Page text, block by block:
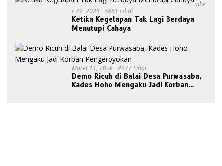
Mbe
R 22, 2025 5861 Lihat
Ketika Kegelapan Tak Lagi Berdaya
Menutupi Cahaya
Maret 11, 2026 4477 Lihat
Demo Ricuh di Balai Desa Purwasaba,
Kades Hoho Mengaku Jadi Korban